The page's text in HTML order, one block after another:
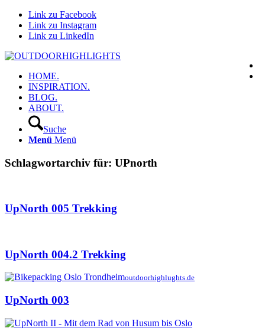
Link zu Facebook
Link zu Instagram
Link zu LinkedIn
HOME.
INSPIRATION.
BLOG.
ABOUT.
Suche
Menü Menü
Schlagwortarchiv für: UPnorth
UpNorth 005 Trekking
UpNorth 004.2 Trekking
outdoorhighlughts.de
UpNorth 003